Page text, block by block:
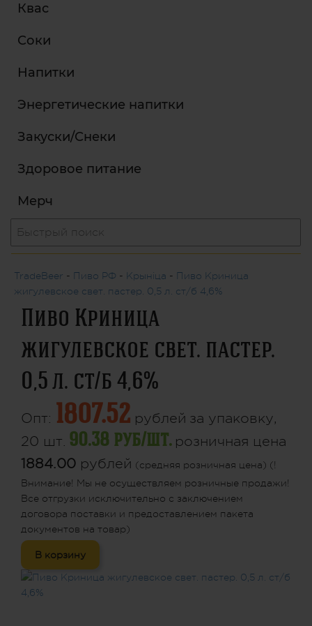
Квас
Соки
Напитки
Энергетические напитки
Закуски/Снеки
Здоровое питание
Мерч
TradeBeer - Пиво РФ - Крынiца - Пиво Криница
жигулевское свет. пастер. 0,5 л. ст/б 4,6%
Пиво Криница
жигулевское свет. пастер.
0,5 л. ст/б 4,6%
Опт: 1807.52 рублей за упаковку,
20 шт. 90.38 руб/шт. розничная цена
1884.00 рублей (средняя розничная цена) (!
Внимание! Мы не осуществляем розничные продажи!
Все отгрузки исключительно с заключением
договора поставки и предоставлением пакета
документов на товар)
В корзину